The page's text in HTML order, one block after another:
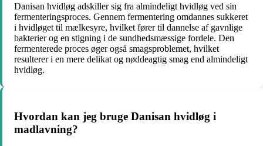
Danisan hvidløg adskiller sig fra almindeligt hvidløg ved sin
fermenteringsproces. Gennem fermentering omdannes sukkeret
i hvidløget til mælkesyre, hvilket fører til dannelse af gavnlige
bakterier og en stigning i de sundhedsmæssige fordele. Den
fermenterede proces øger også smagsproblemet, hvilket
resulterer i en mere delikat og nøddeagtig smag end almindeligt
hvidløg.
Hvordan kan jeg bruge Danisan hvidløg i
madlavning?